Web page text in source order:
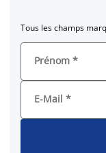
Tous les champs
Prénom *
E-Mail *